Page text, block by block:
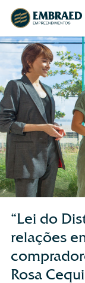
“Lei do
relações
Rosa